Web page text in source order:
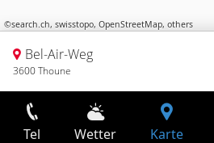
©search.ch, swisstopo, OpenStreetMap, others
Bel-Air-Weg
3600 Thoune
Tel Wetter Karte